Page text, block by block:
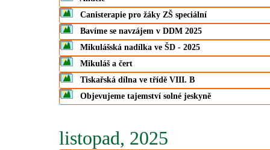
Canisterapie pro žáky ZŠ speciální
Bavíme se navzájem v DDM 2025
Mikulášská nadílka ve ŠD - 2025
Mikuláš a čert
Tiskařská dílna ve třídě VIII. B
Objevujeme tajemství solné jeskyně
listopad, 2025